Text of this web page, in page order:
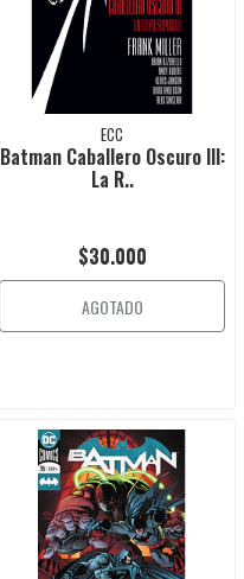
ECC
Batman Caballero Oscuro III:
La R..
$30.000
AGOTADO